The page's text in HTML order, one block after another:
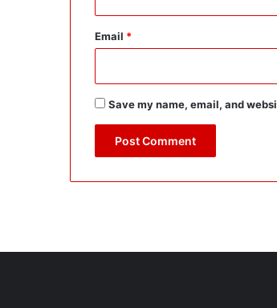
Email *
Save my name, email, and